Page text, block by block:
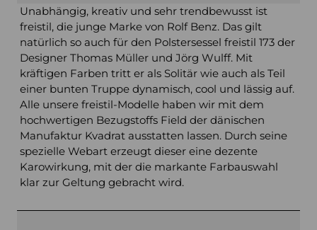
Unabhängig, kreativ und sehr trendbewusst ist
freistil, die junge Marke von Rolf Benz. Das gilt
natürlich so auch für den Polstersessel freistil 173 der
Designer Thomas Müller und Jörg Wulff. Mit
kräftigen Farben tritt er als Solitär wie auch als Teil
einer bunten Truppe dynamisch, cool und lässig auf.
Alle unsere freistil-Modelle haben wir mit dem
hochwertigen Bezugstoffs Field der dänischen
Manufaktur Kvadrat ausstatten lassen. Durch seine
spezielle Webart erzeugt dieser eine dezente
Karowirkung, mit der die markante Farbauswahl
klar zur Geltung gebracht wird.